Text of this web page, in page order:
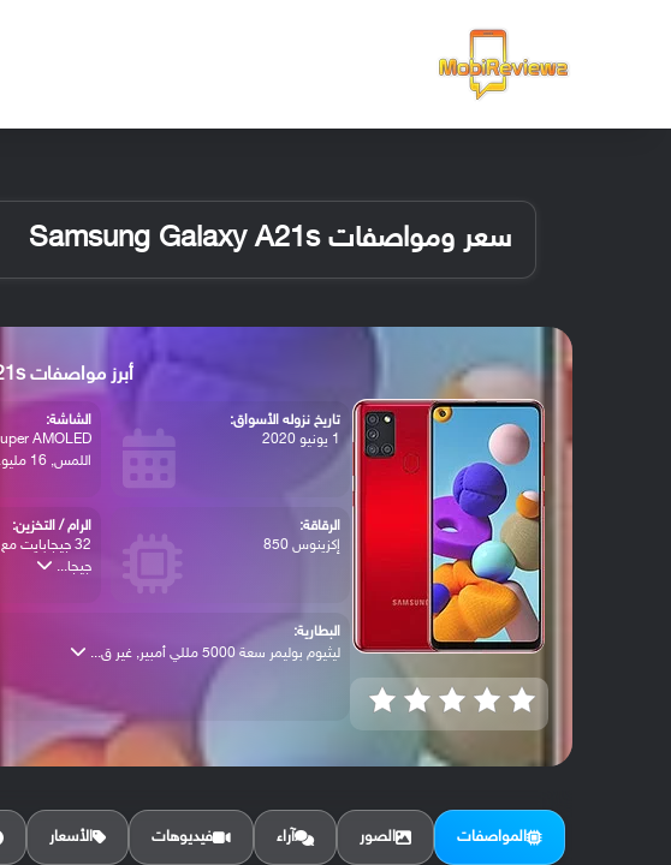
سعر ومواصفات Samsung Galaxy A21s
أبرز مواصفات Samsung Galaxy A21s
تاريخ نزوله الأسواق:
1 يونيو 2020
الشاشة:
اللمس, 16 مليو...
الرقاقة:
إكزينوس 850
الرام / التخزين:
جيجا...
البطارية:
ليثيوم بوليمر سعة 5000 مللي أمبير, غير ق...
المواصفات الصور آراء فيديوهات الأسعار